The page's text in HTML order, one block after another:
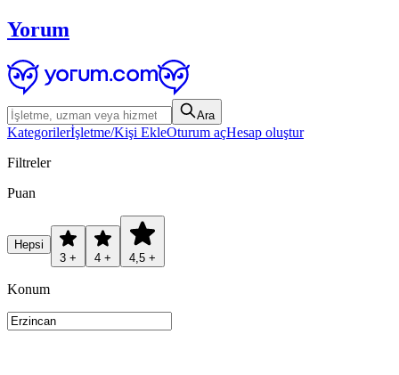
Yorum
Ara
Kategorilerİşletme/Kişi EkleOturum açHesap oluştur
Filtreler
Puan
Hepsi
3 +
4 + 4,5 +
Konum